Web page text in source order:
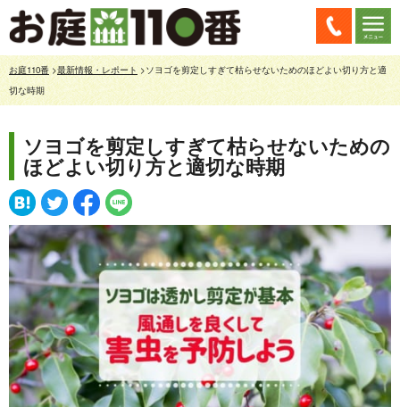
お庭110番>最新情報・レポート >ソヨゴを剪定しすぎて枯らせないためのほどよい切り方と適
切な時期
ソヨゴを剪定しすぎて枯らせないための
ほどよい切り方と適切な時期